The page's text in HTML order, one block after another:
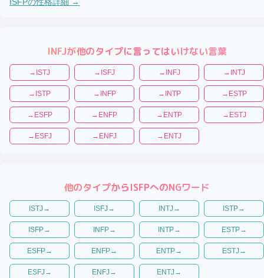
INFJが他のタイプに言ってはいけない言葉
→ ISTJ → ISFJ → INFJ → INTJ
→ ISTP → INFP → INTP → ESTP
→ ESFP → ENFP → ENTP → ESTJ
→ ESFJ → ENFJ → ENTJ
他のタイプからISFPへのNGワード
ISTJ → ISFJ → INTJ → ISTP→
ISFP→ INFP→ INTP→ ESTP→
ESFP→ ENFP→ ENTP→ ESTJ →
ESFJ → ENFJ → ENTJ →